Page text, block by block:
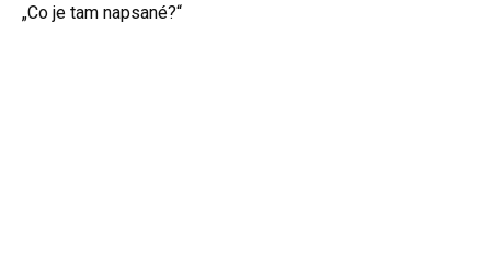
„Co je tam napsané?“